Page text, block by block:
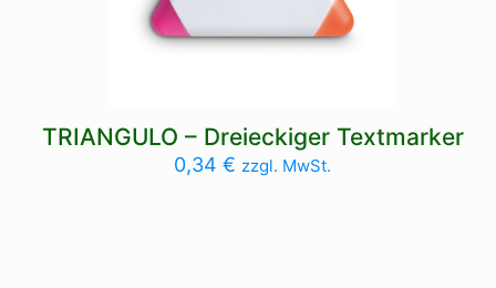
TRIANGULO – Dreieckiger Textmarker
0,34€ zzgl. MwSt.